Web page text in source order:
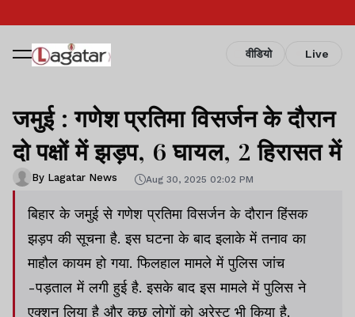
वीडियो Live
जमुई : गणेश प्रतिमा विसर्जन के दौरान
दो पक्षों में झड़प, 6 घायल, 2 हिरासत में
By Lagatar News Aug 30, 2025 02:02 PM
बिहार के जमुई से गणेश प्रतिमा विसर्जन के दौरान हिंसक
झड़प की सूचना है. इस घटना के बाद इलाके में तनाव का
माहौल कायम हो गया. फिलहाल मामले में पुलिस जांच
-पड़ताल में लगी हुई है. इसके बाद इस मामले में पुलिस ने
एक्शन लिया है और कुछ लोगों को अरेस्ट भी किया है.